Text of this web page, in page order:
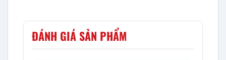
ĐÁNH GIÁ SẢN PHẨM